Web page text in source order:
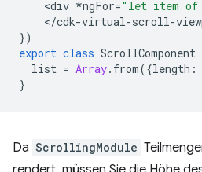
<div *ngFor="let item
</cdk-virtual-scroll-
})
export class ScrollComponent
list = Array. from({length :
}
Da ScrollingModule